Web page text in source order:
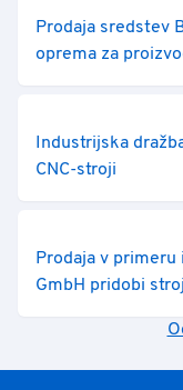
Prodaja sredstev
oprema za
Industrijska
CNC-stroji
Prodaja v primeru
GmbH pridobi